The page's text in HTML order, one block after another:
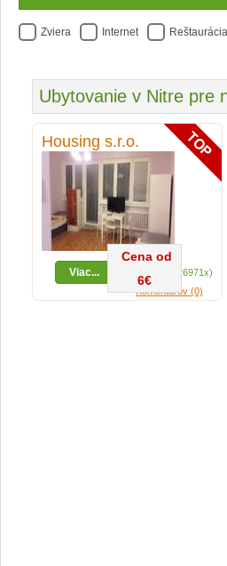
Zviera Internet Reštaurácia
Ubytovanie v Nitre pre
Housing s.r.o.
Cena od
6€
Viac...
Zobrazení (26971x)
Komentárov (0)